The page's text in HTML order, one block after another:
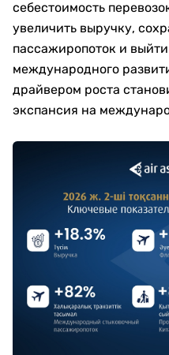
себестоимость
увеличить выручку,
пассажиропоток и
международного
драйвером роста
экспансия на